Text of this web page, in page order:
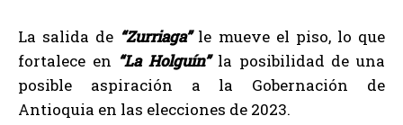
La salida de “Zurriaga”le mueve el piso, lo que
fortalece en “La Holguín”la posibilidad de una
posible aspiración a la Gobernación de
Antioquia en las elecciones de 2023.